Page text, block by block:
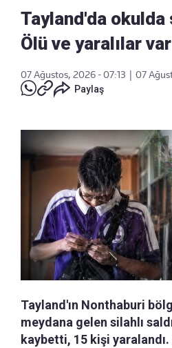
Tayland'da okulda
Ölü ve yaralılar var
07 Ağustos, 2026 - 07:13
07
Paylaş
Tayland'ın Nonthaburi
meydana gelen silahlı
kaybetti, 15 kişi yaralandı.